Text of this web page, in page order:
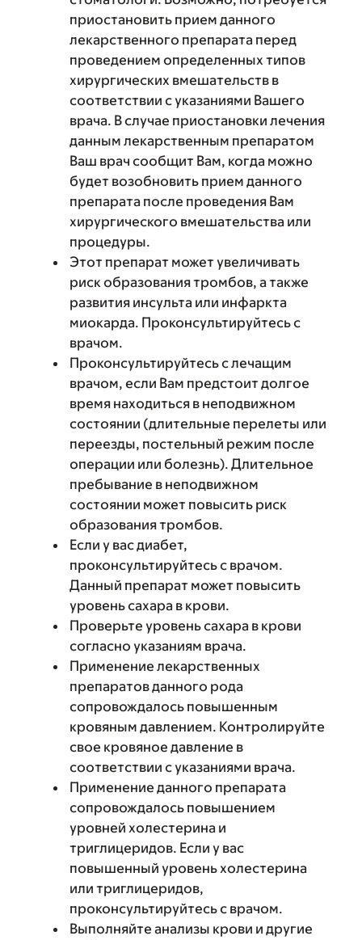
приостановить прием данного
лекарственного препарата перед
проведением определенных типов
хирургических вмешательств в
соответствии с указаниями Вашего
врача. В случае приостановки лечения
данным лекарственным препаратом
Ваш врач сообщит Вам, когда можно
будет возобновить прием данного
препарата после проведения Вам
хирургического вмешательства или
процедуры.
Этот препарат может увеличивать
риск образования тромбов, а также
развития инсульта или инфаркта
миокарда. Проконсультируйтесь с
врачом.
Проконсультируйтесь с лечащим
врачом, если Вам предстоит долгое
время находиться в неподвижном
состоянии (длительные перелеты или
переезды, постельный режим после
операции или болезнь). Длительное
пребывание в неподвижном
состоянии может повысить риск
образования тромбов.
Если у вас диабет,
проконсультируйтесь с врачом.
Данный препарат может повысить
уровень сахара в крови.
Проверьте уровень сахара в крови
согласно указаниям врача.
Применение лекарственных
препаратов данного рода
сопровождалось повышенным
кровяным давлением. Контролируйте
свое кровяное давление в
соответствии с указаниями врача.
Применение данного препарата
сопровождалось повышением
уровней холестерина и
триглицеридов. Если у вас
повышенный уровень холестерина
или триглицеридов,
проконсультируйтесь с врачом.
Выполняйте анализы крови и другие